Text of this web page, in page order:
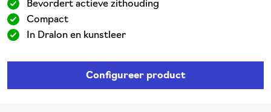
Bevordert actieve zithouding
Compact
In Dralon en kunstleer
Configureer product